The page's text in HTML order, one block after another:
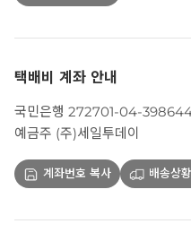
택배비 계좌 안내
국민은행 272701-04-
예금주 (주)세일투데이
계좌번호 복사 배송상